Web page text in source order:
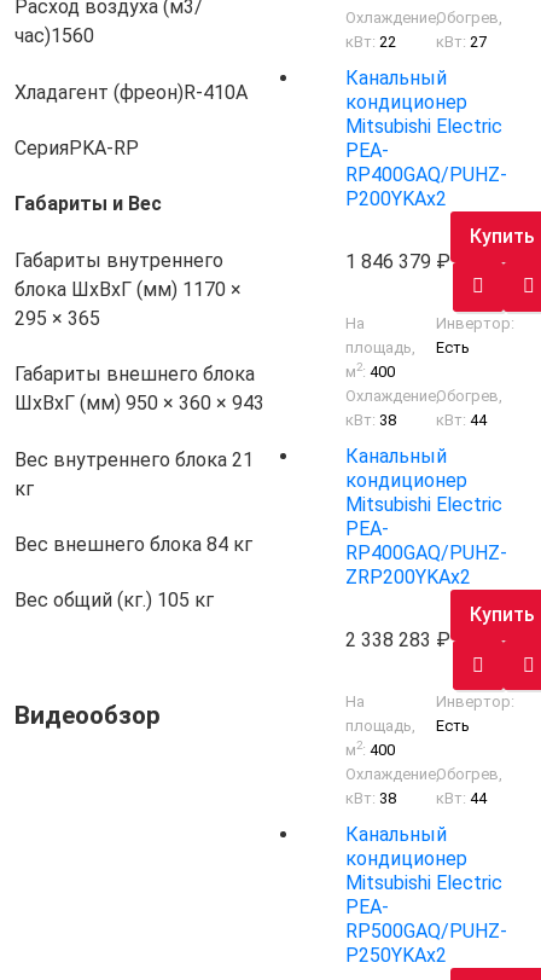
Расход воздуха (м3/
час)1560
Хладагент (фреон)R-410A
СерияPKA-RP
Габариты и Вес
Габариты внутреннего
блока ШхВхГ (мм) 1170 ×
295 × 365
Габариты внешнего блока
ШхВхГ (мм) 950 × 360 × 943
Вес внутреннего блока 21
кг
Вес внешнего блока 84 кг
Вес общий (кг.) 105 кг
Видеообзор
Охлаждение,
кВт:22
Обогрев,
кВт:27
Канальный
кондиционер
Mitsubishi Electric
PEA-
RP400GAQ/PUHZ-
P200YKAх2
1 846 379
Купить
На
площадь,
м2:400
Инвертор:
Есть
Охлаждение,
кВт: 38
Обогрев,
кВт:44
Канальный
кондиционер
Mitsubishi Electric
PEA-
RP400GAQ/PUHZ-
ZRP200YKAх2
2 338 283
Купить
На
площадь,
м2:400
Инвертор:
Есть
Охлаждение,
кВт: 38
Обогрев,
кВт:44
Канальный
кондиционер
Mitsubishi Electric
PEA-
RP500GAQ/PUHZ-
P250YKAх2